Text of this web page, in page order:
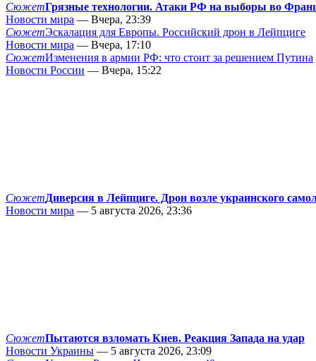
СюжетГрязные технологии. Атаки РФ на выборы во
Новости мира — Вчера, 23:39
СюжетЭскалация для Европы. Российский дрон в Лейпциге
Новости мира — Вчера, 17:10
СюжетИзменения в армии РФ: что стоит за решением Путина
Новости России — Вчера, 15:22
СюжетДиверсия в Лейпциге. Дрон возле украинского
Новости мира — 5 августа 2026, 23:36
СюжетПытаются взломать Киев. Реакция Запада на удар
Новости Украины — 5 августа 2026, 23:09